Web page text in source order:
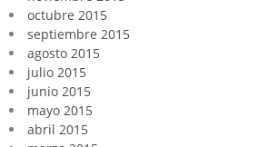
octubre 2015
septiembre 2015
agosto 2015
julio 2015
junio 2015
mayo 2015
abril 2015